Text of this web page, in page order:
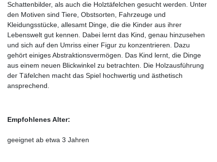
Schattenbilder, als auch die Holztäfelchen gesucht werden. Unter
den Motiven sind Tiere, Obstsorten, Fahrzeuge und
Kleidungsstücke, allesamt Dinge, die die Kinder aus ihrer
Lebenswelt gut kennen. Dabei lernt das Kind, genau hinzusehen
und sich auf den Umriss einer Figur zu konzentrieren. Dazu
gehört einiges Abstraktionsvermögen. Das Kind lernt, die Dinge
aus einem neuen Blickwinkel zu betrachten. Die Holzausführung
der Täfelchen macht das Spiel hochwertig und ästhetisch
ansprechend.
Empfohlenes Alter:
geeignet ab etwa 3 Jahren